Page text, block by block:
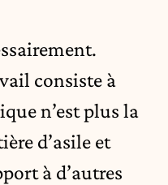
consiste à
n’est plus la
d’asile et
à d’autres